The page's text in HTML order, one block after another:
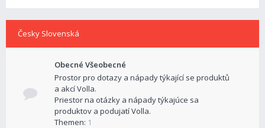
Česky Slovenská
Obecné Všeobecné
Prostor pro dotazy a nápady týkající se produktů
a akcí Volla.
Priestor na otázky a nápady týkajúce sa
produktov a podujatí Volla.
Themen: 1